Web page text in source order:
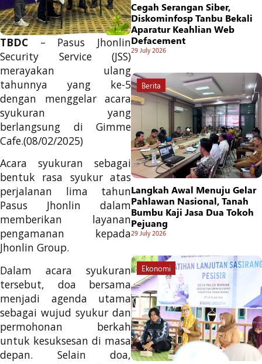
TBDC – Pasus Jhonlin
Security Service (JSS)
merayakan ulang
tahunnya yang ke-5
dengan menggelar acara
syukuran yang
berlangsung di Gimme
Cafe.(08/02/2025)
Acara syukuran sebagai
bentuk rasa syukur atas
perjalanan lima tahun
Pasus Jhonlin dalam
memberikan layanan
pengamanan kepada
Jhonlin Group.
Dalam acara syukuran
tersebut, doa bersama
menjadi agenda utama
sebagai wujud syukur dan
permohonan berkah
untuk kesuksesan di masa
depan. Selain doa,
Cegah Serangan Siber,
Diskominfosp Tanbu Bekali
Aparatur Keahlian Web
Defacement
29 July 2026
Berita
Langkah Awal Menuju Gelar
Pahlawan Nasional, Tanah
Bumbu Kaji Jasa Dua Tokoh
Pejuang
29 July 2026
Ekonomi